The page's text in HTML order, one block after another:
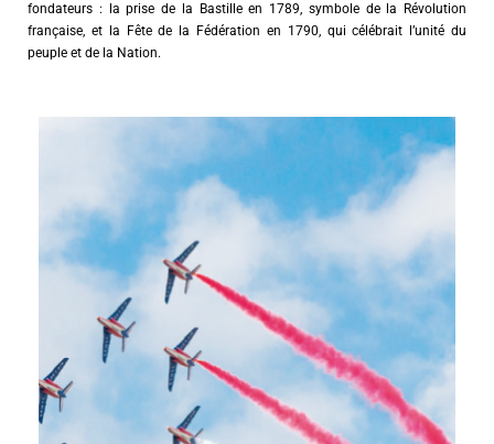
fondateurs : la prise de la Bastille en 1789, symbole de la Révolution
française, et la Fête de la Fédération en 1790, qui célébrait l’unité du
peuple et de la Nation.